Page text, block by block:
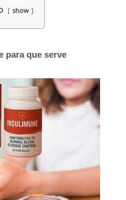
show
para que serve